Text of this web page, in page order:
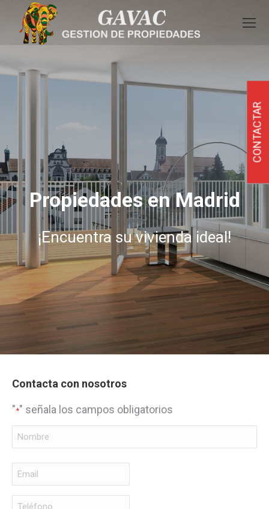
Propiedades en Madrid
¡Encuentra su vivienda ideal!
Contacta con nosotros
"*" señala los campos obligatorios
Nombre
*
Email
*
Teléfono
CONTACTAR